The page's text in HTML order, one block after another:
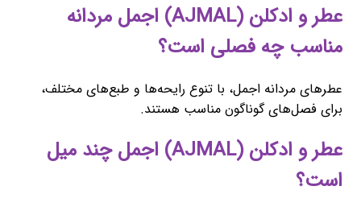
عطر و ادکلن (AJMAL) اجمل مردانه
مناسب چه فصلی است؟
عطرهای مردانه اجمل، با تنوع رایحه‌ها و طبع‌های مختلف،
برای فصل‌های گوناگون مناسب هستند.
عطر و ادکلن (AJMAL) اجمل چند میل
است؟